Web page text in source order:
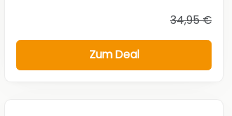
34,95 €
Zum Deal